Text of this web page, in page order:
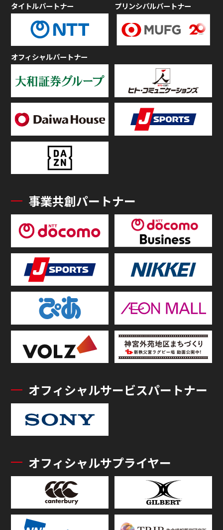
タイトルパートナー プリンシパルパートナー
オフィシャルパートナー
事業共創パートナー
オフィシャルサービスパートナー
オフィシャルサプライヤー